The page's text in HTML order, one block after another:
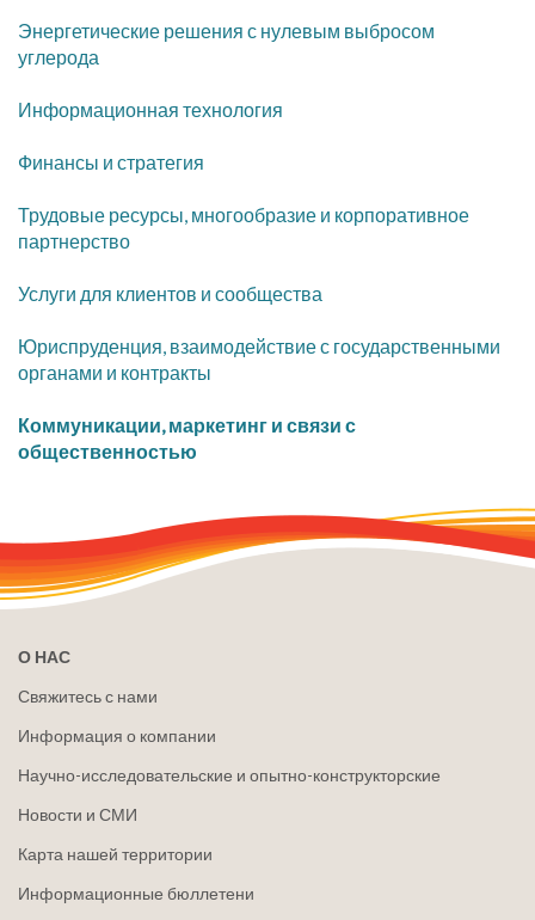
Энергетические решения с нулевым выбросом
углерода
Информационная технология
Финансы и стратегия
Трудовые ресурсы, многообразие и корпоративное
партнерство
Услуги для клиентов и сообщества
Юриспруденция, взаимодействие с государственными
органами и контракты
Коммуникации, маркетинг и связи с
общественностью
О НАС
Свяжитесь с нами
Информация о компании
Научно-исследовательские и опытно-конструкторские
Новости и СМИ
Карта нашей территории
Информационные бюллетени